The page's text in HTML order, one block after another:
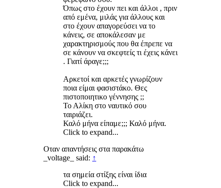
Όπως στο έχουν πει και άλλοι , πριν
από εμένα, μιλάς για άλλους και
στο έχουν απαγορεύσει να το
κάνεις, σε αποκάλεσαν με
χαρακτηρισμούς που θα έπρεπε να
σε κάνουν να σκεφτείς τι έχεις κάνει
. Γιατί άραγε;;;
Αρκετοί και αρκετές γνωρίζουν
ποια είμαι φασιστάκο. Θες
πιστοποιητικο γέννησης ;;
Το Αλίκη στο ναυτικό σου
ταιριάζει.
Καλό μήνα είπαμε;;; Καλό μήνα.
Click to expand...
Οταν απαντήσεις στα παρακάτω
_voltage_ said: ↑
τα σημεία στίξης είναι ίδια
Click to expand...